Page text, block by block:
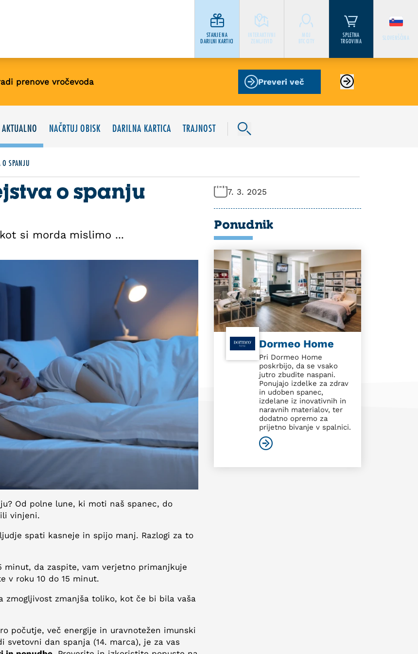
STANJE NA
DARILNI KARTICI
INTERAKTIVNI
ZEMLJEVID
MOJ
BTC CITY
SPLETNA
TRGOVINA
SLOVENŠČINA
prenove vročevoda Preveri več
AKTUALNO NAČRTUJ OBISK DARILNA KARTICA TRAJNOST
O SPANJU
o spanju
si morda mislimo ...
Od polne lune, ki moti naš spanec, do
vinjeni.
spati kasneje in spijo manj. Razlogi za to
minut, da zaspite, vam verjetno primanjkuje
v roku 10 do 15 minut.
zmogljivost zmanjša toliko, kot če bi bila vaša
počutje, več energije in uravnotežen imunski
svetovni dan spanja (14. marca), je za vas
7. 3. 2025
Ponudnik
Dormeo Home
Pri Dormeo Home
poskrbijo, da se vsako
jutro zbudite naspani.
Ponujajo izdelke za zdrav
in udoben spanec,
izdelane iz inovativnih in
naravnih materialov, ter
dodatno opremo za
prijetno bivanje v spalnici.